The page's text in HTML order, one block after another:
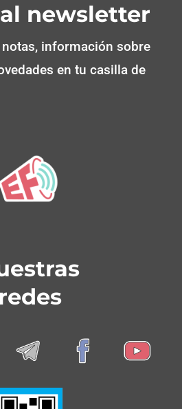
newsletter
información sobre
en tu casilla de
redes